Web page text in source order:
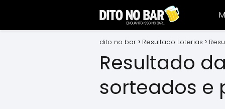
dito no bar Resultado Loterias
Resultado
sorteados e